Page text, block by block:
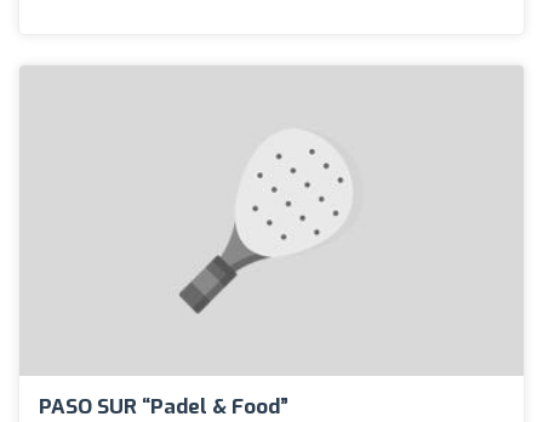
PASO SUR “Padel & Food”